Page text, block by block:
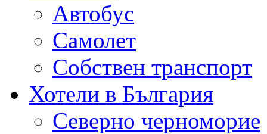
Автобус
Самолет
Собствен транспорт
Хотели в България
Северно черноморие